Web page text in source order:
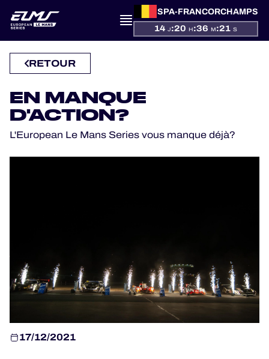
SPA-FRANCORCHAMPS
14 J:20 H:36 M:20 S
PRÉSENTATION
SAISON
JEU OFFICIEL
HOSPITALITY
BILLETTERIE
RETOUR
EN MANQUE
D'ACTION?
L'European Le Mans Series vous manque déjà?
17/12/2021